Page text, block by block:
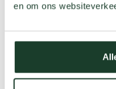
en om ons
Mobitec